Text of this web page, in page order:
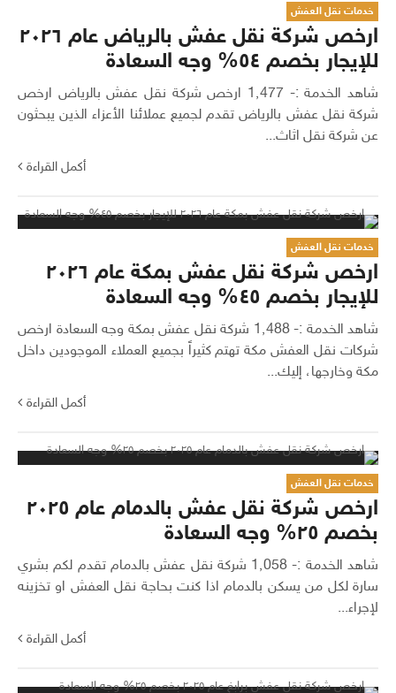
خدمات نقل العفش
ارخص شركة نقل عفش بالرياض عام ٢٠٢٦
للإيجار بخصم ٥٤% وجه السعادة
شاهد الخدمة :- 1٬477 ارخص شركة نقل عفش بالرياض ارخص
شركة نقل عفش بالرياض تقدم لجميع عملائنا الأعزاء الذين يبحثون
عن شركة نقل اثاث...
أكمل القراءة
خدمات نقل العفش
ارخص شركة نقل عفش بمكة عام ٢٠٢٦
للإيجار بخصم ٤٥% وجه السعادة
شاهد الخدمة :- 1٬488 شركة نقل عفش بمكة وجه السعادة ارخص
شركات نقل العفش مكة تهتم كثيراً بجميع العملاء الموجودين داخل
مكة وخارجها، إليك...
أكمل القراءة
خدمات نقل العفش
ارخص شركة نقل عفش بالدمام عام ٢٠٢٥
بخصم ٢٥% وجه السعادة
شاهد الخدمة :- 1٬058 شركة نقل عفش بالدمام تقدم لكم بشري
سارة لكل من يسكن بالدمام اذا كنت بحاجة نقل العفش او تخزينه
لإجراء...
أكمل القراءة